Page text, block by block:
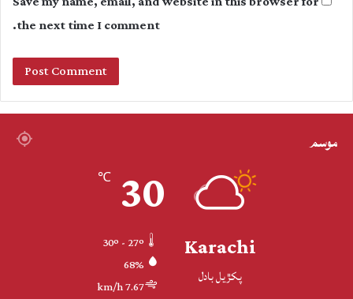
the next time I comment.
موسم
Karachi
پکڙيل بادل
30
℃
68%
7.67 km/h